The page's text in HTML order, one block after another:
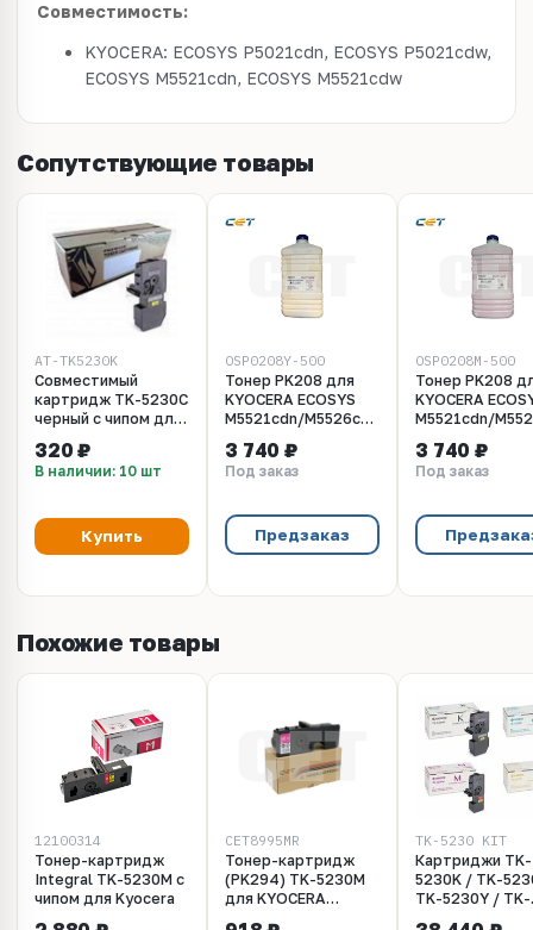
Совместимость:
KYOCERA: ECOSYS P5021cdn, ECOSYS P5021cdw,
ECOSYS M5521cdn, ECOSYS M5521cdw
Сопутствующие товары
AT-TK5230K
Совместимый
картридж TK-5230C
черный с чипом для
M5521 / P5021
(Aquamarine)
320 ₽
В наличии: 10 шт
Купить
OSP0208Y-500
Тонер PK208 для
KYOCERA ECOSYS
M5521cdn/M5526cdw/P5021cdn/
500г/бут, (унив.),
OSP0208Y-500
3 740 ₽
Под заказ
Предзаказ
OSP0208M-500
Тонер PK208
KYOCERA
M5521cdn/
500г/бут,
OSP0208M-500
3 740 ₽
Под заказ
Похожие товары
12100314
Тонер-картридж
Integral TK-5230M с
чипом для Kyocera
CET8995MR
Тонер-картридж
(PK294) TK-5230M
для KYOCERA
TK-5230_KIT
Картриджи TK-
5230K / TK-
TK-5230Y / TK-